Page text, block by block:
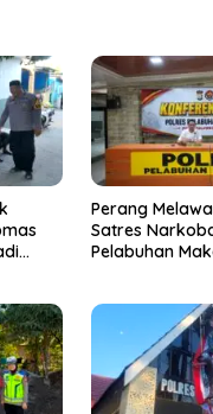
Perang
Satres
Pelabuhan